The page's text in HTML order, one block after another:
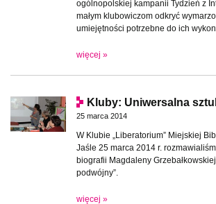
ogólnopolskiej kampanii Tydzień z
małym klubowiczom odkryć
umiejętności potrzebne do ich
więcej »
Kluby: Uniwersalna
25 marca 2014
W Klubie „Liberatorium” Miejskiej
Jaśle 25 marca 2014 r.
biografii Magdaleny
podwójny”.
więcej »